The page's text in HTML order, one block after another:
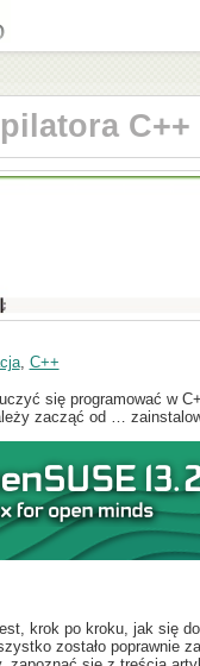
C++
, C++
się programować w
zacząć od …
krok po kroku, jak się
zostało poprawnie